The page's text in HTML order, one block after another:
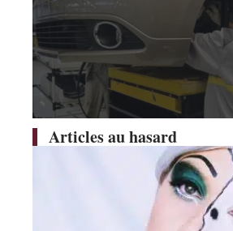
Articles au hasard